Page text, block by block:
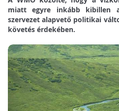
miatt egyre inkább kibillen
szervezet alapvető politikai
követés érdekében.